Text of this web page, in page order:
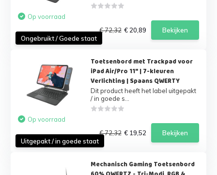
Ongebruikt / Goede staat
Op voorraad
€ 72,32 € 20,89 Bekijken
Uitgepakt / in goede staat
Toetsenbord met Trackpad voor
iPad Air/Pro 11" | 7-kleuren
Verlichting | Spaans QWERTY
Dit product heeft het label uitgepakt
/ in goede s...
Op voorraad
€ 72,32 € 19,52 Bekijken
Mechanisch Gaming Toetsenbord